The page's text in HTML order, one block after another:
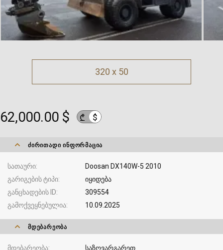
320 x 50
62,000.00 $ ₾ $
ᲫᲘᲠᲘᲗᲐᲓᲘ ᲘᲜᲤᲝᲠᲛᲐᲪᲘᲐ
სათაური
Doosan DX140W-5 2010
გარიგების ტიპი
იყიდება
განცხადების ID
309554
გამოქვეყნებულია
10.09.2025
ᲛᲓᲔᲑᲐᲠᲔᲝᲑᲐ
მდებარეობა საზღვარგარეთ